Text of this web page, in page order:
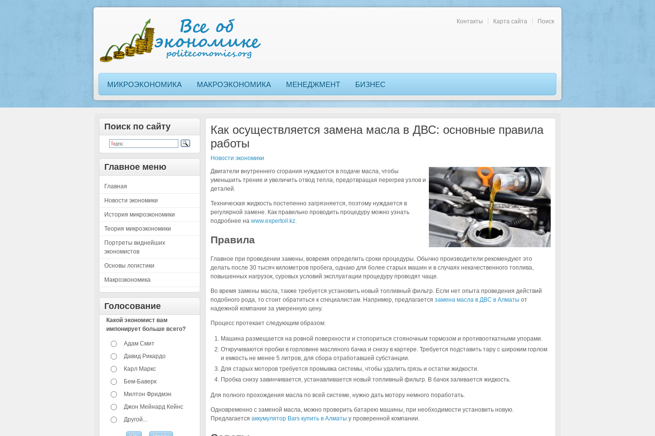
Контакты Карта сайта Поиск
МИКРОЭКОНОМИКА МАКРОЭКОНОМИКА МЕНЕДЖМЕНТ БИЗНЕС
Поиск по сайту
Главное меню
Главная
Новости экономики
История микроэкономики
Теория микроэкономики
Портреты виднейших
экономистов
Основы логистики
Макроэкономика
Голосование
Какой экономист вам
импонирует больше всего?
Адам Смит
Давид Рикардо
Карл Маркс
Бем-Баверк
Милтон Фридмэн
Джон Мейнард Кейнс
Другой...
Как осуществляется замена масла в ДВС: основные правила
работы
Новости экономики
Двигатели внутреннего сгорания нуждаются в подаче масла, чтобы
уменьшить трение и увеличить отвод тепла, предотвращая перегрев узлов и
деталей.
Техническая жидкость постепенно загрязняется, поэтому нуждается в
регулярной замене. Как правильно проводить процедуру можно узнать
подробнее наwww.expertoil.kz.
Правила
Главное при проведении замены, вовремя определить сроки процедуры. Обычно производители рекомендуют это
делать после 30 тысяч километров пробега, однако для более старых машин и в случаях некачественного топлива,
повышенных нагрузок, суровых условий эксплуатации процедуру проводят чаще.
Во время замены масла, также требуется установить новый топливный фильтр. Если нет опыта проведения действий
подобного рода, то стоит обратиться к специалистам. Например, предлагаетсязамена масла в ДВС в Алматы от
надежной компании за умеренную цену.
Процесс протекает следующим образом:
Машина размещается на ровной поверхности и стопориться стояночным тормозом и противооткатными упорами.
Откручиваются пробки в горловине масляного бачка и снизу в картере. Требуется подставить тару с широким горлом
и емкость не менее 5 литров, для сбора отработавшей субстанции.
Для старых моторов требуется промывка системы, чтобы удалить грязь и остатки жидкости.
Пробка снизу завинчивается, устанавливается новый топливный фильтр. В бачок заливается жидкость.
Для полного прохождения масла по всей системе, нужно дать мотору немного поработать.
Одновременно с заменой масла, можно проверить батарею машины, при необходимости установить новую.
Предлагаетсяаккумулятор Bars купить в Алматы у проверенной компании.